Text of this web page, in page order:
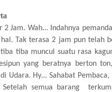
Jam. Wah... Indahnya
Tak terasa 2 jam pun telah
tiba muncul suatu rasa
yang beratnya berton
Udara. Hy… Sahabat Pembaca,
semua barang